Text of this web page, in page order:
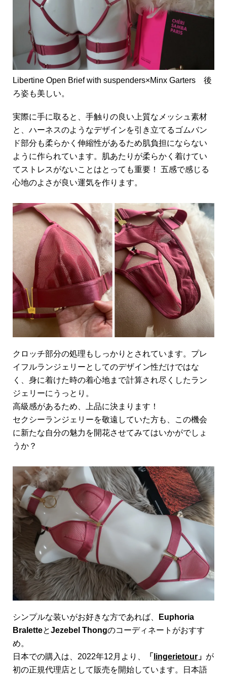
Libertine Open Brief with suspenders×Minx Garters 後
ろ姿も美しい。
実際に手に取ると、手触りの良い上質なメッシュ素材
と、ハーネスのようなデザインを引き立てるゴムバン
ド部分も柔らかく伸縮性があるため肌負担にならない
ように作られています。肌あたりが柔らかく着けてい
てストレスがないことはとっても重要！ 五感で感じる
心地のよさが良い運気を作ります。
クロッチ部分の処理もしっかりとされています。プレ
イフルランジェリーとしてのデザイン性だけではな
く、身に着けた時の着心地まで計算され尽くしたラン
ジェリーにうっとり。
高級感があるため、上品に決まります！
セクシーランジェリーを敬遠していた方も、この機会
に新たな自分の魅力を開花させてみてはいかがでしょ
うか？
シンプルな装いがお好きな方であれば、
Euphoria
BraletteとJezebel Thongのコーディネートがおすす
め。
日本での購入は、2022年12月より、
「 lingerietour 」 が
初の正規代理店として販売を開始しています。日本語